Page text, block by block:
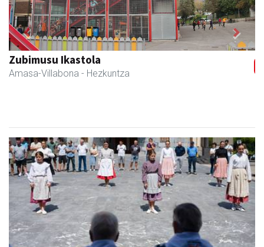
Arindu fisioterapia eta osteopatia
Amasa-Villabona - Fisioterapia
Previous Next